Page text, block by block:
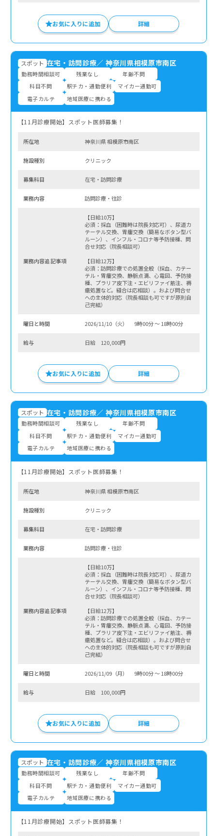
お気に入りに追加 詳細
スポット 在宅・訪問診療／ 神奈川県相模原市南区
勤務時間相談可 残業なし
年齢不問
科目不問
駅チカ・通勤便利
マイカー通勤可
電子カルテ
地域医療に携わる
【11月診療開始】スポット医師募集！
所在地 神奈川県 相模原市南区
施設種別 クリニック
募集科⽬ 在宅・訪問診療
業務内容 訪問診療・往診
業務内容追記事項
【日給10万】
必須：採血（困難時は院長対応可）、尿道カ
テーテル交換、胃瘻交換（簡易なボタン型バ
ルーン）、インフル・コロナ等予防接種、問
合せ対応（院長相談可）
【日給12万】
必須：訪問診療での処置全般（採血、カテー
テル・胃瘻交換、静脈点滴、心電図、予防接
種、プラリア皮下注・エビリファイ筋注、褥
瘡処置など。縫合は応相談）。および問合せ
への主体的対応（院長相談も可ですが原則自
己完結）
曜⽇と時間 2026/11/10（火） 9時00分 〜 18時00分
給与 日給 120,000円
お気に入りに追加 詳細
スポット 在宅・訪問診療／ 神奈川県相模原市南区
勤務時間相談可 残業なし
年齢不問
科目不問
駅チカ・通勤便利
マイカー通勤可
電子カルテ
地域医療に携わる
【11月診療開始】スポット医師募集！
所在地 神奈川県 相模原市南区
施設種別 クリニック
募集科⽬ 在宅・訪問診療
業務内容 訪問診療・往診
業務内容追記事項
【日給10万】
必須：採血（困難時は院長対応可）、尿道カ
テーテル交換、胃瘻交換（簡易なボタン型バ
ルーン）、インフル・コロナ等予防接種、問
合せ対応（院長相談可）
【日給12万】
必須：訪問診療での処置全般（採血、カテー
テル・胃瘻交換、静脈点滴、心電図、予防接
種、プラリア皮下注・エビリファイ筋注、褥
瘡処置など。縫合は応相談）。および問合せ
への主体的対応（院長相談も可ですが原則自
己完結）
曜⽇と時間 2026/11/09（月） 9時00分 〜 18時00分
給与 日給 100,000円
お気に入りに追加 詳細
スポット 在宅・訪問診療／ 神奈川県相模原市南区
勤務時間相談可 残業なし
年齢不問
科目不問
駅チカ・通勤便利
マイカー通勤可
電子カルテ
地域医療に携わる
【11月診療開始】スポット医師募集！